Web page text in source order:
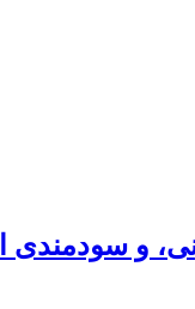
و سودمندی